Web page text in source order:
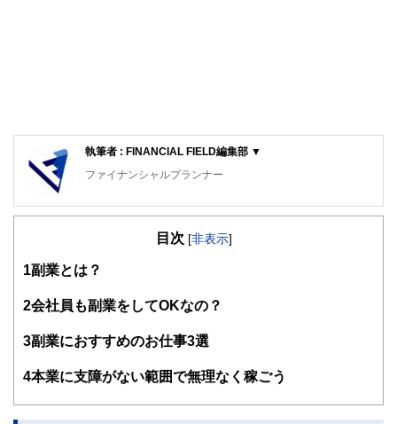
執筆者 : FINANCIAL FIELD編集部 ▼
ファイナンシャルプランナー
FinancialField編集部は、金融、経済に関する記事を、日々
知識がない方でも理解できるようわかりやすく発信していま
得者を中心に「お金や暮らし」に関する書籍・雑誌の編集経
験者で構成され、企画立案から記事掲載まですべての工程に
護士、税理士、宅地建物取引士、相続診断士、住宅ローンア
目次 [非表示]
1 副業とは？
2会社員も副業をしてOKなの？
3副業におすすめのお仕事3選
4本業に支障がない範囲で無理なく稼ごう